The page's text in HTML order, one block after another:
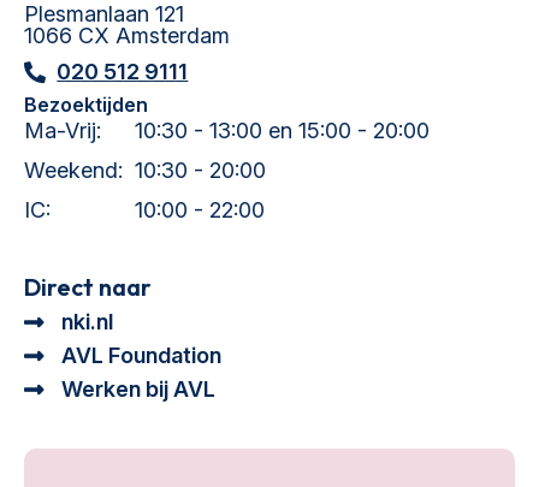
Plesmanlaan 121
1066 CX Amsterdam
020 512 9111
Bezoektijden
Ma-Vrij:
10:30 - 13:00 en 15:00 - 20:00
Weekend: 10:30 - 20:00
IC:
10:00 - 22:00
Direct naar
nki.nl
AVL Foundation
Werken bij AVL